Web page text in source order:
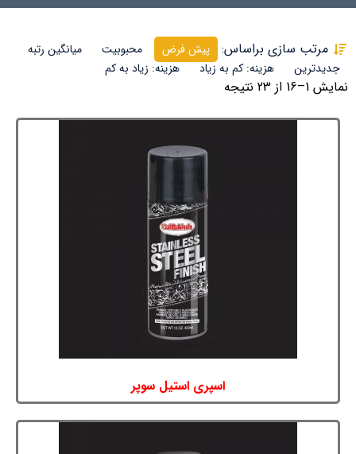
نمایش 1–16 از 23 نتیجه
مرتب سازی براساس: پیش فرض محبوبیت
میانگین رتبه
جدیدترین
هزینه: کم به زیاد هزینه: زیاد به کم
اسپری استیل سوپر